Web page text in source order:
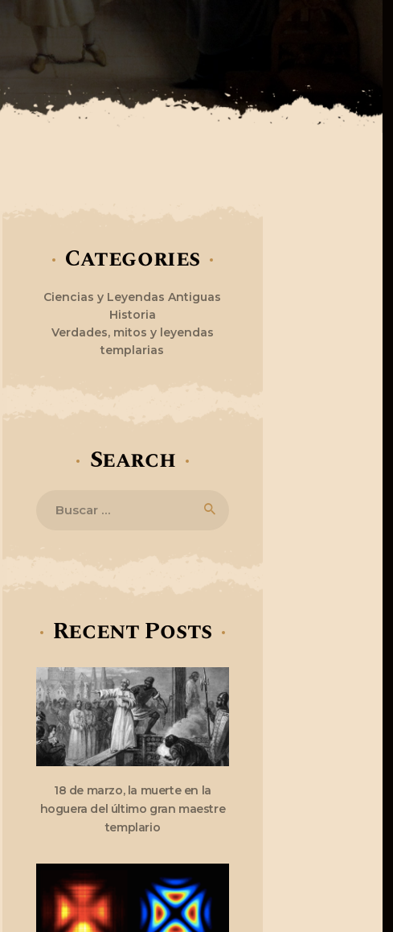
Categories
Ciencias y Leyendas Antiguas
Historia
Verdades, mitos y leyendas
templarias
Search
Recent Posts
18 de marzo, la muerte en la
hoguera del último gran maestre
templario